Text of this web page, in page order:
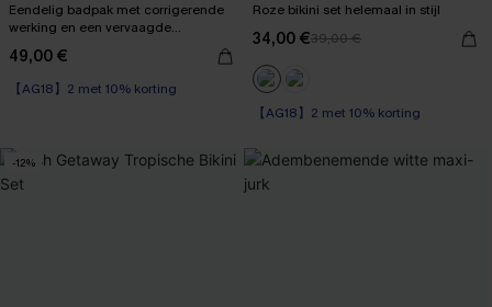
Eendelig badpak met corrigerende
werking en een vervaagde
49,00 €
【AG18】2 met 10% korting
Corrigerend badpak
Roze bikini set helemaal in stijl
34,00 €39,00 €
【AG18】2 met 10% korting
-12%